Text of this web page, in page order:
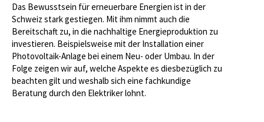
Das Bewusstsein für erneuerbare Energien ist in der
Schweiz stark gestiegen. Mit ihm nimmt auch die
Bereitschaft zu, in die nachhaltige Energieproduktion zu
investieren. Beispielsweise mit der Installation einer
Photovoltaik-Anlage bei einem Neu- oder Umbau. In der
Folge zeigen wir auf, welche Aspekte es diesbezüglich zu
beachten gilt und weshalb sich eine fachkundige
Beratung durch den Elektriker lohnt.